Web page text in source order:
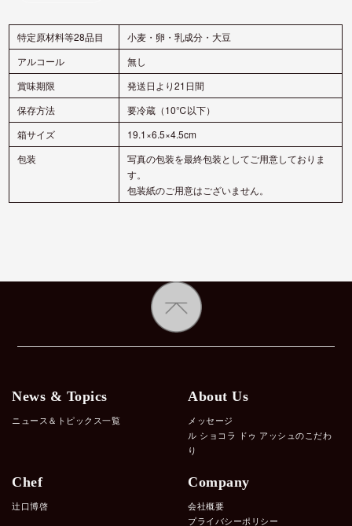
特定原材料等28品目
小麦・卵・乳成分・大豆
アルコール
無し
賞味期限
発送日より21日間
保存方法
要冷蔵（10℃以下）
箱サイズ
19.1×6.5×4.5cm
包装
写真の包装を最終包装としてご用意しておりま
す。
包装紙のご用意はございません。
News & Topics
ニュース＆トピックス一覧
About Us
メッセージ
ル ショコラ ドゥ アッシュのこだわ
り
Chef
辻口博啓
Company
会社概要
プライバシーポリシー